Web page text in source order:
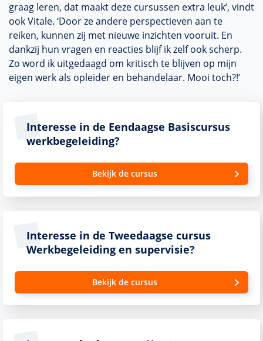
graag leren, dat maakt deze cursussen extra leuk’, vindt
ook Vitale. ‘Door ze andere perspectieven aan te
reiken, kunnen zij met nieuwe inzichten vooruit. En
dankzij hun vragen en reacties blijf ik zelf ook scherp.
Zo word ik uitgedaagd om kritisch te blijven op mijn
eigen werk als opleider en behandelaar. Mooi toch?!’
Interesse in de Eendaagse Basiscursus
werkbegeleiding?
Bekijk de cursus
Interesse in de Tweedaagse cursus
Werkbegeleiding en supervisie?
Bekijk de cursus